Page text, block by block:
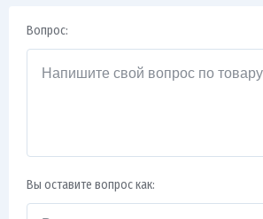
Вопрос:
Вы оставите вопрос как: